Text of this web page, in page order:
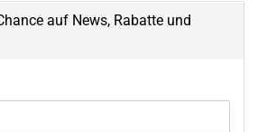
auf News, Rabatte und